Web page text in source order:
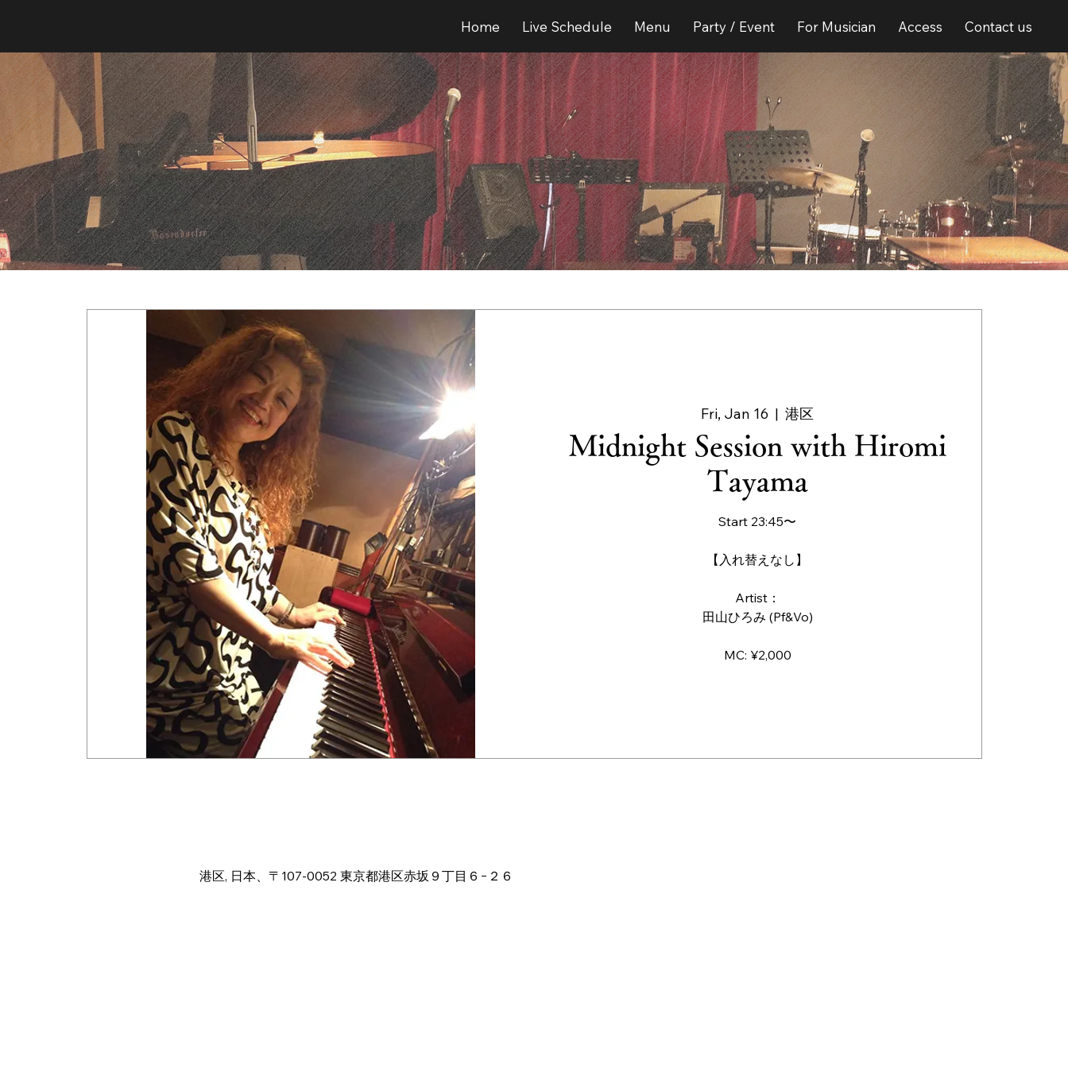
Home Live Schedule Menu Party / Event For Musician Access Contact us
Fri, Jan 16
  |
港区
Midnight Session with Hiromi
Tayama
Start 23:45〜
【入れ替えなし】
Artist：
田山ひろみ (Pf&Vo)
MC: ¥2,000
港区, 日本、〒107-0052 東京都港区赤坂９丁目６−２６